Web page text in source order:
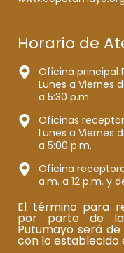
Horario de
Oficina principal
Lunes a Viernes
a 5:30 p.m.
Oficinas
Lunes a Viernes
a 5:00 p.m.
Oficina
a.m. a 12 p.m. y
El término para
por parte de la
Putumayo será
con lo establecido